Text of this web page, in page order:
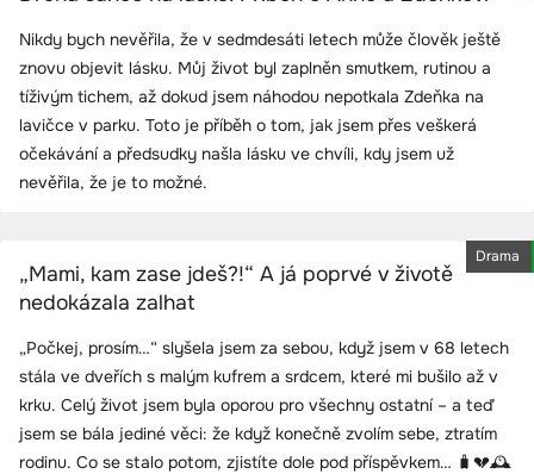
Nikdy bych nevěřila, že v sedmdesáti letech může člověk ještě
znovu objevit lásku. Můj život byl zaplněn smutkem, rutinou a
tíživým tichem, až dokud jsem náhodou nepotkala Zdeňka na
lavičce v parku. Toto je příběh o tom, jak jsem přes veškerá
očekávání a předsudky našla lásku ve chvíli, kdy jsem už
nevěřila, že je to možné.
Drama
„Mami, kam zase jdeš?!“ A já poprvé v životě
nedokázala zalhat
„Počkej, prosím…“ slyšela jsem za sebou, když jsem v 68 letech
stála ve dveřích s malým kufrem a srdcem, které mi bušilo až v
krku. Celý život jsem byla oporou pro všechny ostatní – a teď
jsem se bála jediné věci: že když konečně zvolím sebe, ztratím
rodinu. Co se stalo potom, zjistíte dole pod příspěvkem… 🧳💔🕰️